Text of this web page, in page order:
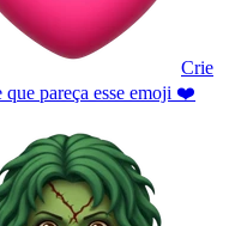
Crie
que pareça esse emoji ❤️